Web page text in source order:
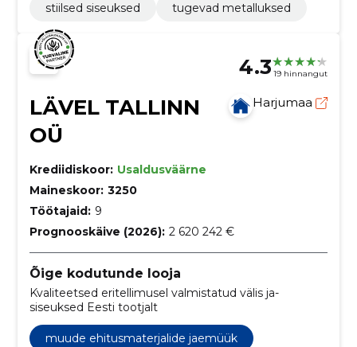
stiilsed siseuksed
tugevad metalluksed
4.3 19 hinnangut
LÄVEL TALLINN
OÜ
Harjumaa
Krediidiskoor: Usaldusväärne
Maineskoor: 3250
Töötajaid: 9
Prognooskäive (2026): 2 620 242 €
Õige kodutunde looja
Kvaliteetsed eritellimusel valmistatud välis ja-
siseuksed Eesti tootjalt
muude ehitusmaterjalide jaemüük